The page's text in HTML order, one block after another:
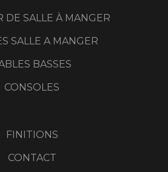
DE SALLE À MANGER
SALLE A MANGER
BASSES
CONSOLES
FINITIONS
CONTACT